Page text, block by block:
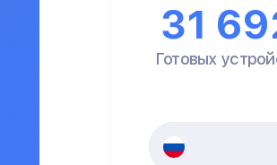
31
Готовых